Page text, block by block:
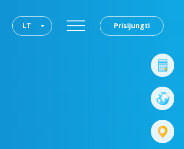
Prisijungti
LT